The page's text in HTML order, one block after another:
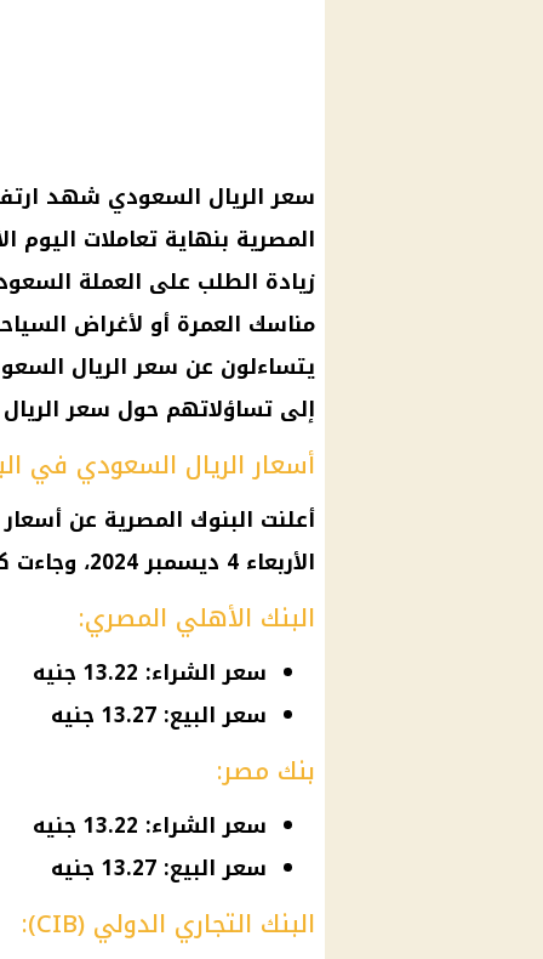
سعر الريال السعودي شهد
زيادة الطلب على العملة
مناسك العمرة أو لأغراض
يتساءلون عن سعر الريال
إلى تساؤلاتهم حول سعر
أسعار الريال السعودي في
أعلنت البنوك المصرية عن
الأربعاء 4 ديسمبر 2024، وجاءت كالتالي:
البنك الأهلي المصري:
سعر الشراء: 13.22 جنيه
سعر البيع: 13.27 جنيه
بنك مصر:
سعر الشراء: 13.22 جنيه
سعر البيع: 13.27 جنيه
البنك التجاري الدولي (CIB):